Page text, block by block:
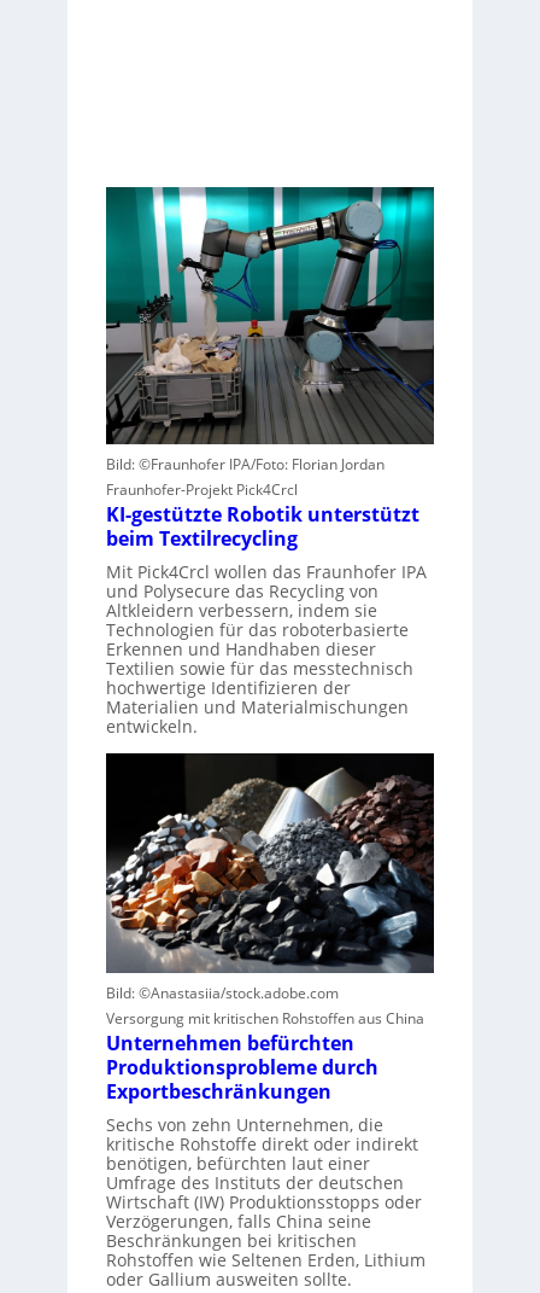
Bild: ©Fraunhofer IPA/Foto: Florian Jordan
Fraunhofer-Projekt Pick4Crcl
KI-gestützte Robotik unterstützt
beim Textilrecycling
Mit Pick4Crcl wollen das Fraunhofer IPA
und Polysecure das Recycling von
Altkleidern verbessern, indem sie
Technologien für das roboterbasierte
Erkennen und Handhaben dieser
Textilien sowie für das messtechnisch
hochwertige Identifizieren der
Materialien und Materialmischungen
entwickeln.
Bild: ©Anastasiia/stock.adobe.com
Versorgung mit kritischen Rohstoffen aus China
Unternehmen befürchten
Produktionsprobleme durch
Exportbeschränkungen
Sechs von zehn Unternehmen, die
kritische Rohstoffe direkt oder indirekt
benötigen, befürchten laut einer
Umfrage des Instituts der deutschen
Wirtschaft (IW) Produktionsstopps oder
Verzögerungen, falls China seine
Beschränkungen bei kritischen
Rohstoffen wie Seltenen Erden, Lithium
oder Gallium ausweiten sollte.